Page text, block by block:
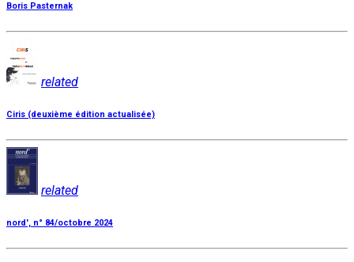
Boris Pasternak
related
Ciris (deuxième édition actualisée)
related
nord', n° 84/octobre 2024